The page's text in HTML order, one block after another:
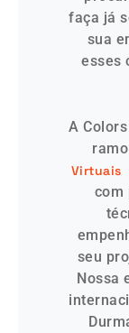
faça já
sua
esses
A
Virtuais
com
seu
Nossa